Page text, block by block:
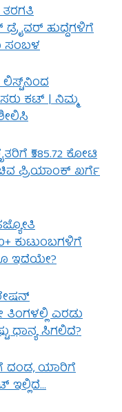
ತರಗತಿ
ಹುದ್ದೆಗಳಿಗೆ
ಸಂಬಳ
ಲಿಸ್ಟ್‌ನಿಂದ
ಕಟ್ | ನಿಮ್ಮ
₹585.72 ಕೋಟಿ
ಪ್ರಿಯಾಂಕ್ ಖರ್ಗೆ
ಕುಟುಂಬಗಳಿಗೆ
ಇದೆಯೇ?
ತಿಂಗಳಲ್ಲಿ ಎರಡು
ಧಾನ್ಯ ಸಿಗಲಿದೆ?
ದಂಡ, ಯಾರಿಗೆ
ಇಲ್ಲಿದೆ…